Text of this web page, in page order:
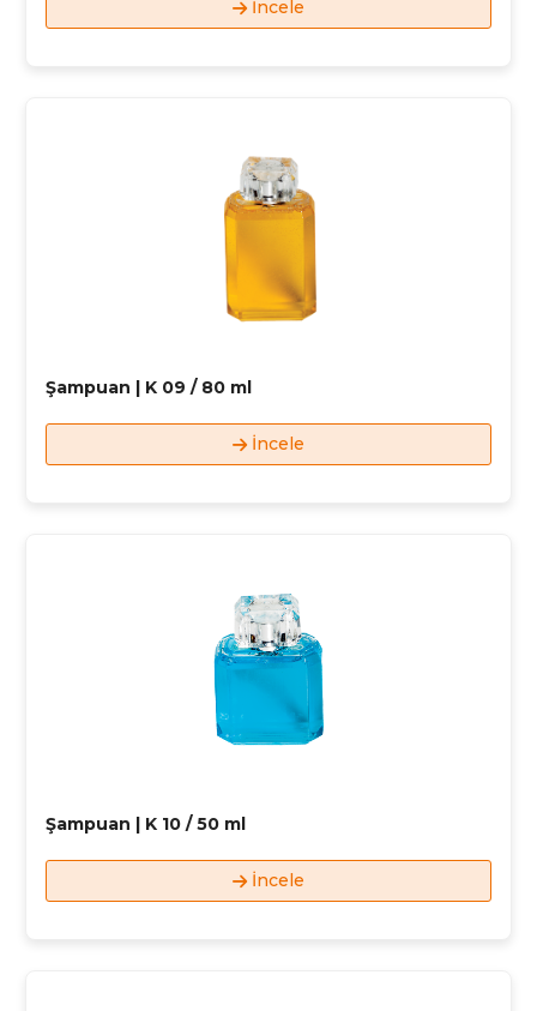
İncele
Şampuan | K 09 / 80 ml
İncele
Şampuan | K 10 / 50 ml
İncele